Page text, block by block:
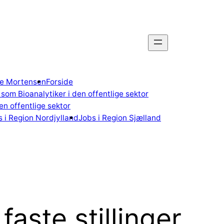
MortensenForside
Bioanalytiker i den offentlige sektor
offentlige sektor
i Region NordjyllandJobs i Region Sjælland